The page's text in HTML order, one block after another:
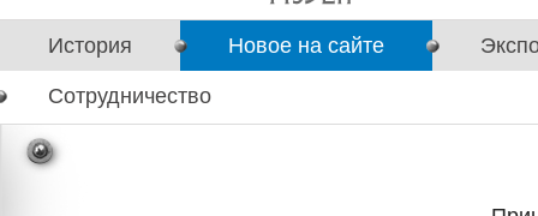
История Новое на сайте
Сотрудничество